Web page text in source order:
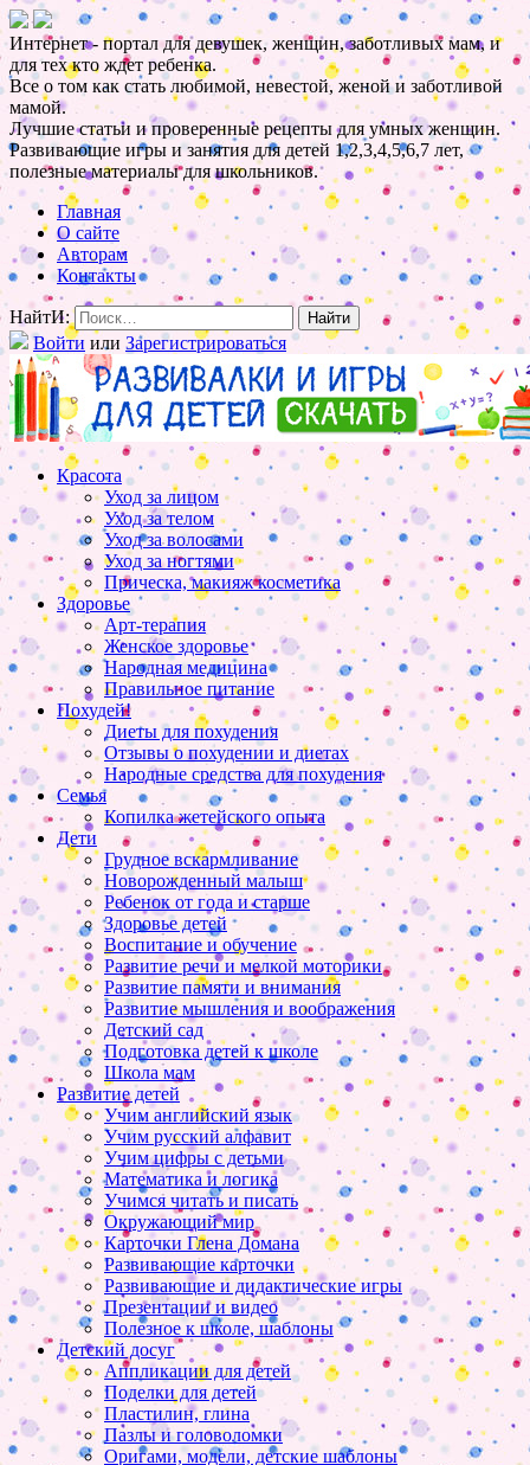
Интернет - портал для девушек, женщин, заботливых мам, и
для тех кто ждет ребенка.
Все о том как стать любимой, невестой, женой и заботливой
мамой.
Лучшие статьи и проверенные рецепты для умных женщин.
Развивающие игры и занятия для детей 1,2,3,4,5,6,7 лет,
полезные материалы для школьников.
Главная
О сайте
Авторам
Контакты
НайтИ:
Войти или Зарегистрироваться
Красота
Уход за лицом
Уход за телом
Уход за волосами
Уход за ногтями
Прическа, макияж косметика
Здоровье
Арт-терапия
Женское здоровье
Народная медицина
Правильное питание
Похудей!
Диеты для похудения
Отзывы о похудении и диетах
Народные средства для похудения
Семья
Копилка жетейского опыта
Дети
Грудное вскармливание
Новорожденный малыш
Ребенок от года и старше
Здоровье детей
Воспитание и обучение
Развитие речи и мелкой моторики
Развитие памяти и внимания
Развитие мышления и воображения
Детский сад
Подготовка детей к школе
Школа мам
Развитие детей
Учим английский язык
Учим русский алфавит
Учим цифры с детьми
Математика и логика
Учимся читать и писать
Окружающий мир
Карточки Глена Домана
Развивающие карточки
Развивающие и дидактические игры
Презентации и видео
Полезное к школе, шаблоны
Детский досуг
Аппликации для детей
Поделки для детей
Пластилин, глина
Пазлы и головоломки
Оригами, модели, детские шаблоны